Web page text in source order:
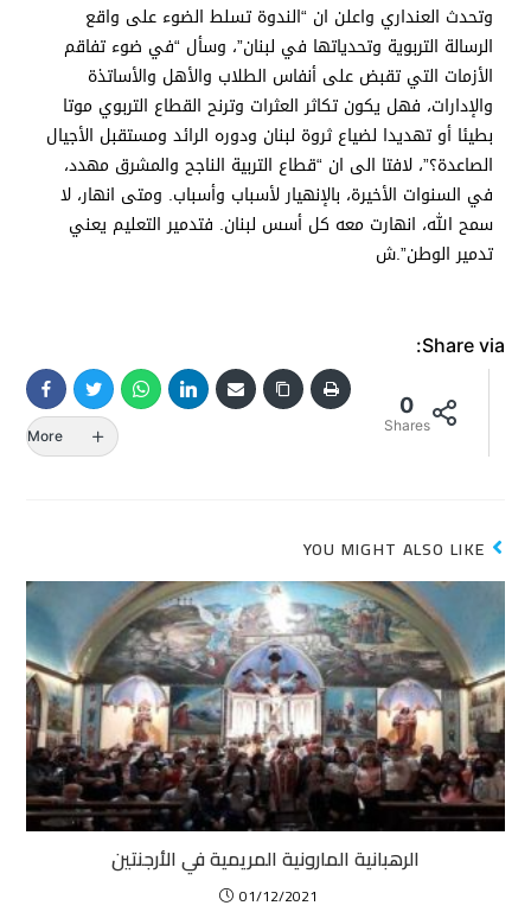
وتحدث العنداري واعلن ان “الندوة تسلط الضوء على واقع
الرسالة التربوية وتحدياتها في لبنان”، وسأل “في ضوء تفاقم
الأزمات التي تقبض على أنفاس الطلاب والأهل والأساتذة
والإدارات، فهل يكون تكاثر العثرات وترنح القطاع التربوي موتا
بطيئا أو تهديدا لضياع ثروة لبنان ودوره الرائد ومستقبل الأجيال
الصاعدة؟”، لافتا الى ان “قطاع التربية الناجح والمشرق مهدد،
في السنوات الأخيرة، بالإنهيار لأسباب وأسباب. ومتى انهار، لا
سمح الله، انهارت معه كل أسس لبنان. فتدمير التعليم يعني
تدمير الوطن”.ش
Share via:
0
Shares
More
YOU MIGHT ALSO LIKE
الرهبانية المارونية المريمية في الأرجنتين
01/12/2021